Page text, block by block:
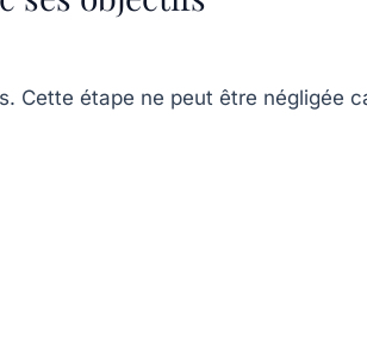
Cette étape ne peut être négligée